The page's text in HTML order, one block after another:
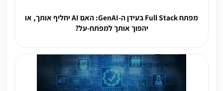
מפתח Full Stack בעידן ה-GenAI: האם AI יחליף אותך, או
יהפוך אותך למפתח-על?